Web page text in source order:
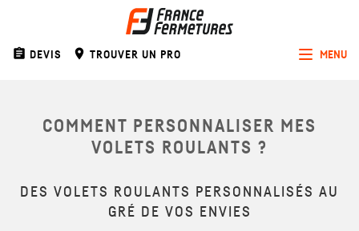
Toggle
MENU
assignment DEVIS room TROUVER UN PRO
COMMENT PERSONNALISER MES
VOLETS ROULANTS ?
DES VOLETS ROULANTS PERSONNALISÉS AU
GRÉ DE VOS ENVIES